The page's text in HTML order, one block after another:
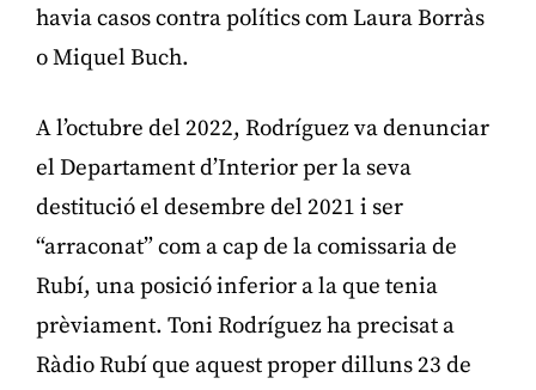
havia casos contra polítics com Laura Borràs
o Miquel Buch.
A l’octubre del 2022, Rodríguez va denunciar
el Departament d’Interior per la seva
destitució el desembre del 2021 i ser
“arraconat” com a cap de la comissaria de
Rubí, una posició inferior a la que tenia
prèviament. Toni Rodríguez ha precisat a
Ràdio Rubí que aquest proper dilluns 23 de